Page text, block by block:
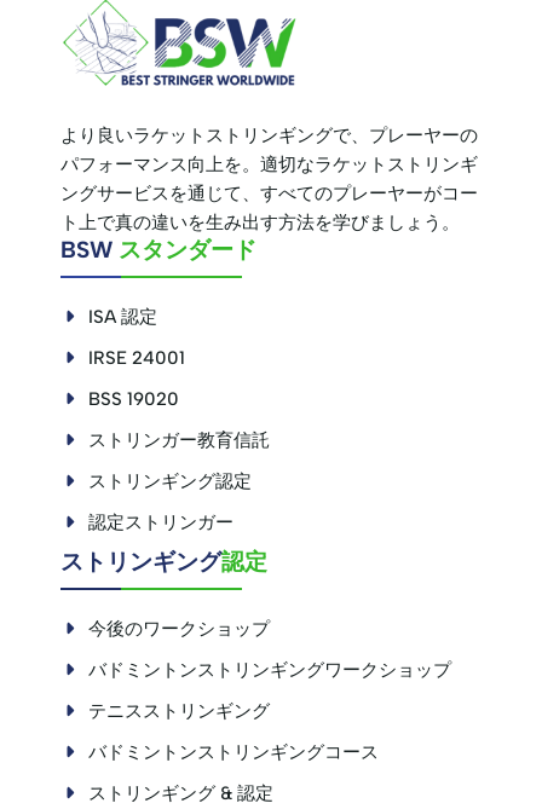
より良いラケットストリンギングで、プレーヤーの
パフォーマンス向上を。適切なラケットストリンギ
ングサービスを通じて、すべてのプレーヤーがコー
ト上で真の違いを生み出す方法を学びましょう。
BSW スタンダード
ISA 認定
IRSE 24001
BSS 19020
ストリンガー教育信託
ストリンギング認定
認定ストリンガー
ストリンギング認定
今後のワークショップ
バドミントンストリンギングワークショップ
テニスストリンギング
バドミントンストリンギングコース
ストリンギング & 認定